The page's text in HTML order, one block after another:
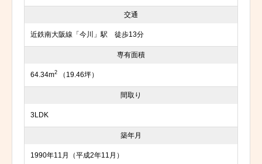
交通
近鉄南大阪線「今川」駅 徒歩13分
専有面積
64.34m2 （19.46坪）
間取り
3LDK
築年月
1990年11月（平成2年11月）